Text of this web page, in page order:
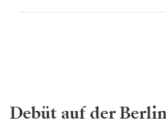
Debüt auf der